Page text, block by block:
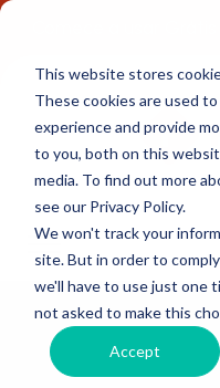
This website stores
These cookies are used
experience and provide
to you, both on this
media. To find out more
see our Privacy Policy.
We won't track your
site. But in order to
we'll have to use just one
not asked to make this
Accept